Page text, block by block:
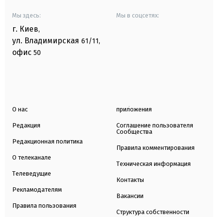
Мы здесь:
г. Киев,
ул. Владимирская 61/11,
офис 50
Мы в соцсетях:
О нас
Редакция
Редакционная политика
О телеканале
Телеведущие
Рекламодателям
Правила пользования
приложения
Соглашение пользователя
Сообщества
Правила комментирования
Техническая информация
Контакты
Вакансии
Структура собственности